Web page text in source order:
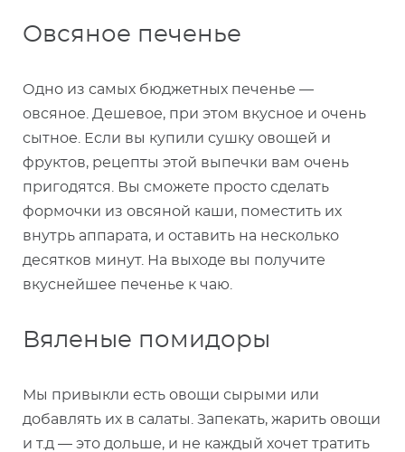
Овсяное печенье
Одно из самых бюджетных печенье —
овсяное. Дешевое, при этом вкусное и очень
сытное. Если вы купили сушку овощей и
фруктов, рецепты этой выпечки вам очень
пригодятся. Вы сможете просто сделать
формочки из овсяной каши, поместить их
внутрь аппарата, и оставить на несколько
десятков минут. На выходе вы получите
вкуснейшее печенье к чаю.
Вяленые помидоры
Мы привыкли есть овощи сырыми или
добавлять их в салаты. Запекать, жарить овощи
и т.д — это дольше, и не каждый хочет тратить